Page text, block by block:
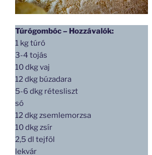
Túrógombóc – Hozzávalók:
1 kg túró
3-4 tojás
10 dkg vaj
12 dkg búzadara
5-6 dkg rétesliszt
só
12 dkg zsemlemorzsa
10 dkg zsír
2,5 dl tejföl
lekvár